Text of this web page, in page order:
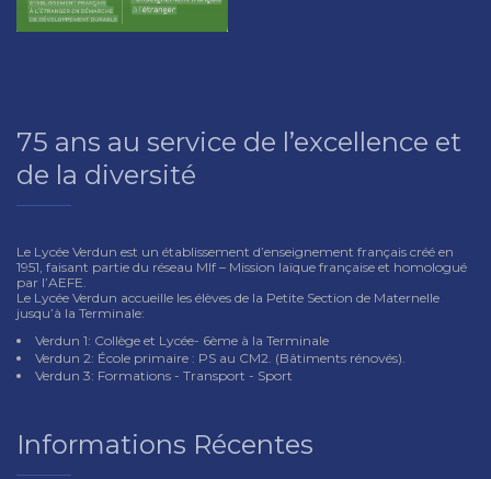
75 ans au service de l’excellence et
de la diversité
Le Lycée Verdun est un établissement d’enseignement français créé en
1951, faisant partie du réseau Mlf – Mission laïque française et homologué
par l’AEFE.
Le Lycée Verdun accueille les élèves de la Petite Section de Maternelle
jusqu’à la Terminale:
Verdun 1: Collège et Lycée- 6ème à la Terminale
Verdun 2: École primaire : PS au CM2. (Bâtiments rénovés).
Verdun 3: Formations - Transport - Sport
Informations Récentes